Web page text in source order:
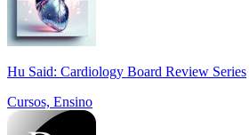
Hu Said: Cardiology Board Review Series
Cursos, Ensino